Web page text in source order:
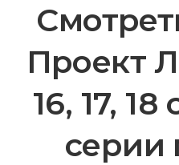
Проект
16, 17,
серии